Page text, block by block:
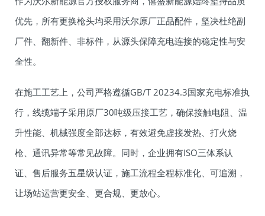
优先，所有更换枪头均采用沃尔原厂正品配件，坚决杜绝副
厂件、翻新件、非标件，从源头保障充电连接的稳定性与安
全性。
在施工工艺上，公司严格遵循GB/T 20234.3国家充电标准执
行，线缆端子采用原厂30吨级压接工艺，确保接触电阻、温
升性能、机械强度全部达标，有效避免虚接发热、打火烧
枪、通讯异常等常见故障。同时，企业拥有ISO三体系认
证、售后服务五星级认证，施工流程全程标准化、可追溯，
让场站运营更安全、更合规、更放心。